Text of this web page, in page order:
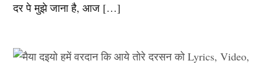
दर पे मुझे जाना है, आज […]